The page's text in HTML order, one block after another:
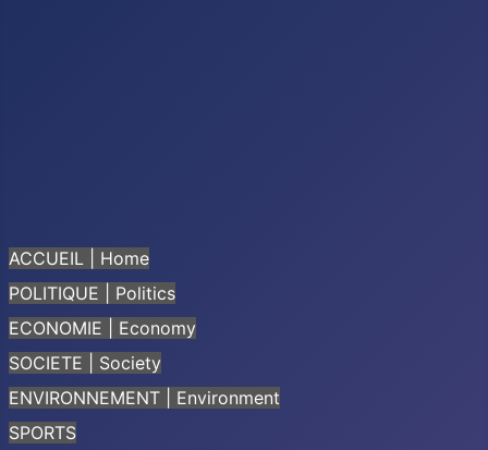
ACCUEIL | Home
POLITIQUE | Politics
ECONOMIE | Economy
SOCIETE | Society
ENVIRONNEMENT | Environment
SPORTS